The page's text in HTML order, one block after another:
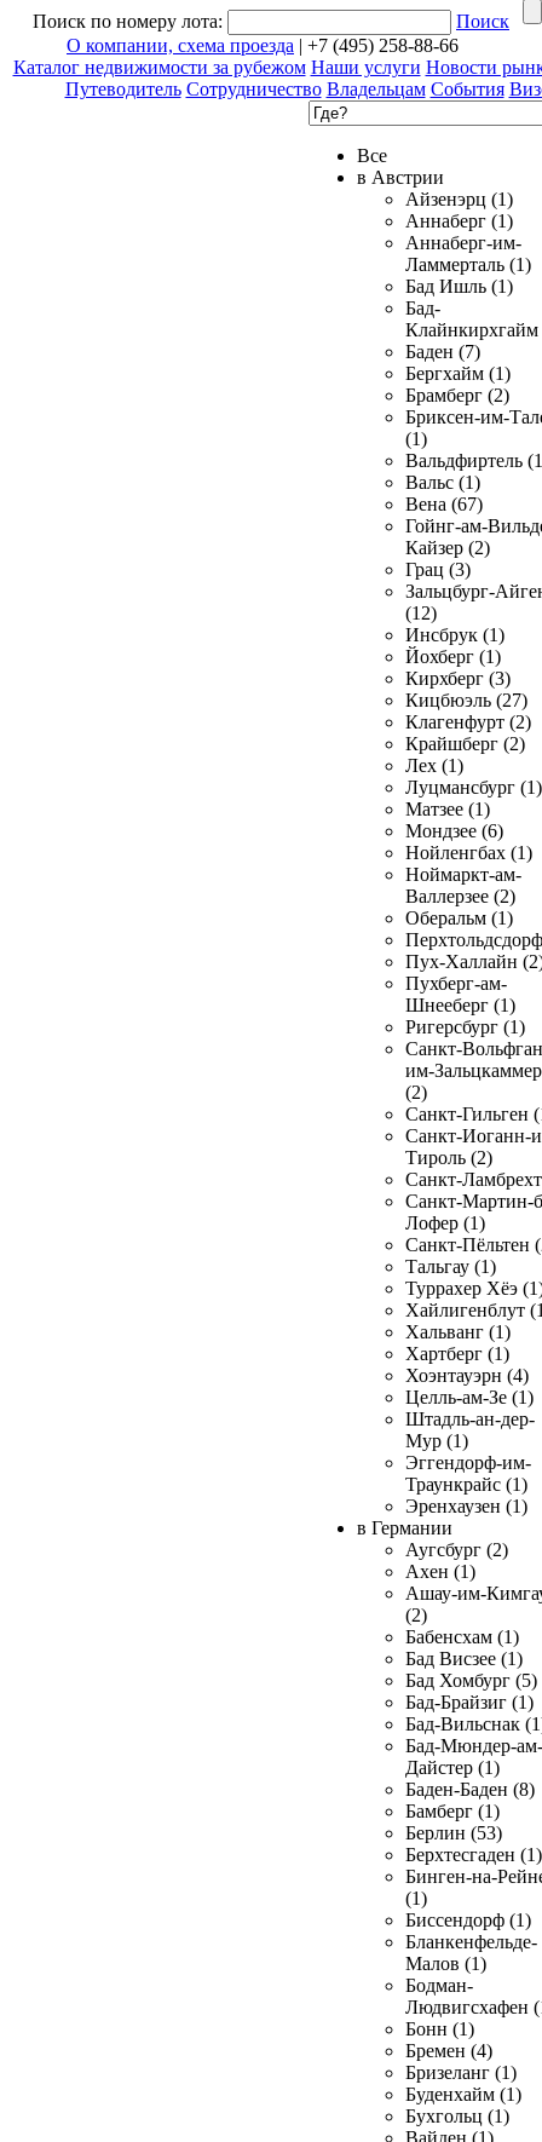
Поиск по номеру лота:
Поиск
О компании, схема проезда | +7 (495) 258-88-66
Каталог недвижимости за рубежом Наши услуги Новости
Путеводитель Сотрудничество Владельцам События
Все
в Австрии
Айзенэрц (1)
Аннаберг (1)
Аннаберг-им-
Ламмерталь (1)
Бад Ишль (1)
Бад-
Клайнкирхгайм
Баден (7)
Бергхайм (1)
Брамберг (2)
Бриксен-им-
(1)
Вальдфиртель
Вальс (1)
Вена (67)
Гойнг-ам-
Кайзер (2)
Грац (3)
Зальцбург-
(12)
Инсбрук (1)
Йохберг (1)
Кирхберг (3)
Кицбюэль (27)
Клагенфурт (2)
Крайшберг (2)
Лех (1)
Луцмансбург (1)
Матзее (1)
Мондзее (6)
Нойленгбах (1)
Ноймаркт-ам-
Валлерзее (2)
Оберальм (1)
Пух-Халлайн
Пухберг-ам-
Шнееберг (1)
Ригерсбург (1)
Санкт-
им-
(2)
Санкт-Гильген
Санкт-Иоганн-
Тироль (2)
Санкт-
Санкт-Мартин-
Лофер (1)
Санкт-Пёльтен
Тальгау (1)
Туррахер Хёэ
Хайлигенблут
Хальванг (1)
Хартберг (1)
Хоэнтауэрн (4)
Целль-ам-Зе (1)
Штадль-ан-дер-
Мур (1)
Эггендорф-им-
Траункрайс (1)
Эренхаузен (1)
в Германии
Аугсбург (2)
Ахен (1)
Ашау-им-
(2)
Бабенсхам (1)
Бад Висзее (1)
Бад Хомбург (5)
Бад-Брайзиг (1)
Бад-Вильснак
Бад-Мюндер-ам-
Дайстер (1)
Баден-Баден (8)
Бамберг (1)
Берлин (53)
Берхтесгаден (1)
Бинген-на-
(1)
Биссендорф (1)
Бланкенфельде-
Малов (1)
Бодман-
Людвигсхафен
Бонн (1)
Бремен (4)
Бризеланг (1)
Буденхайм (1)
Бухгольц (1)
Вайден (1)